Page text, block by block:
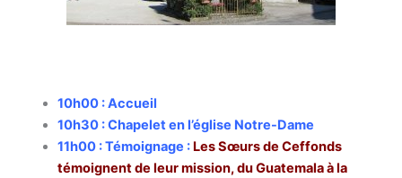
10h00 : Accueil
10h30 : Chapelet en l’église Notre-Dame
11h00 : Témoignage : Les Sœurs de Ceffonds
témoignent de leur mission, du Guatemala à la